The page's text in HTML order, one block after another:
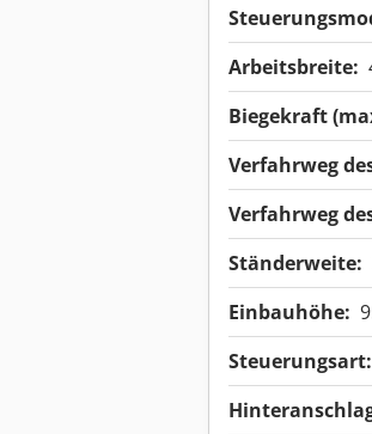
Arbeitsbreite:
Biegekraft
Verfahrweg
Verfahrweg
Ständerweite:
Einbauhöhe:
Steuerungsart: